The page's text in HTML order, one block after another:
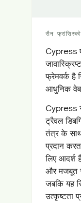
सैन
Cypress
फ्रेमवर्क है
आधुनिक
Cypress
ट्रैवल
तंत्र के
प्रदान
लिए आदर्श
और मजबूत
जबकि यह
उत्कृष्टता